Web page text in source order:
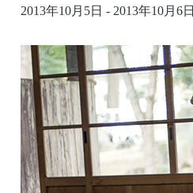
2013年10月5日 - 2013年10月6日